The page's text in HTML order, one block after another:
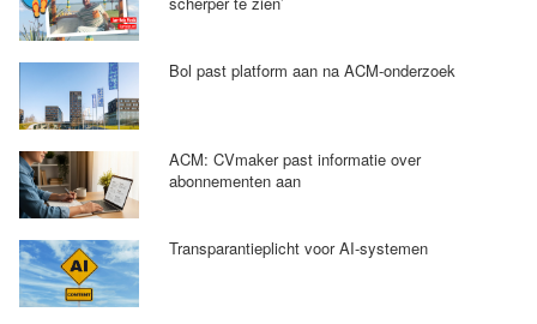
Bol past platform aan na ACM-onderzoek
ACM: CVmaker past informatie over
abonnementen aan
Transparantieplicht voor AI-systemen